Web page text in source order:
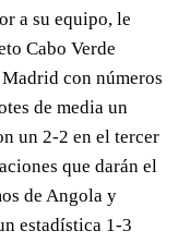
a su equipo, le
Cabo Verde
con números
de media un
un 2-2 en el tercer
que darán el
de Angola y
estadística 1-3